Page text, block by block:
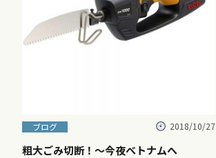
ブログ 2018/10/27
粗大ごみ切断！〜今夜ベトナムへ